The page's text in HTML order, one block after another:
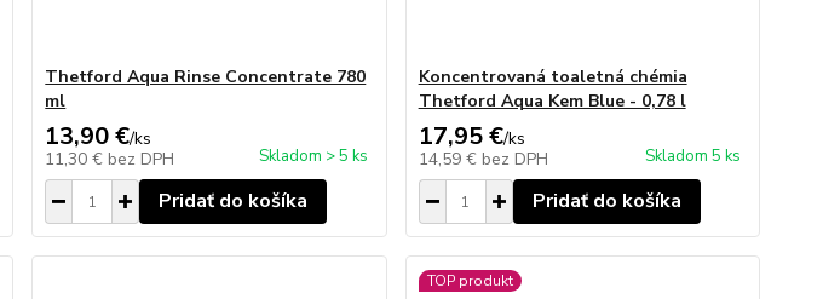
Thetford Aqua Rinse Concentrate 780
ml
13,90 €/ks
11,30 € bez DPH Skladom > 5 ks
Pridať do košíka
Koncentrovaná toaletná chémia
Thetford Aqua Kem Blue - 0,78 l
17,95 €/ks
14,59 € bez DPH Skladom 5 ks
Pridať do košíka
TOP produkt